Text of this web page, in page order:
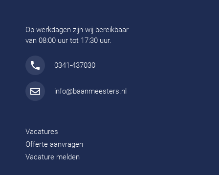
Op werkdagen zijn wij bereikbaar
van 08:00 uur tot 17:30 uur.
0341-437030
info@baanmeesters.nl
Vacatures
Offerte aanvragen
Vacature melden